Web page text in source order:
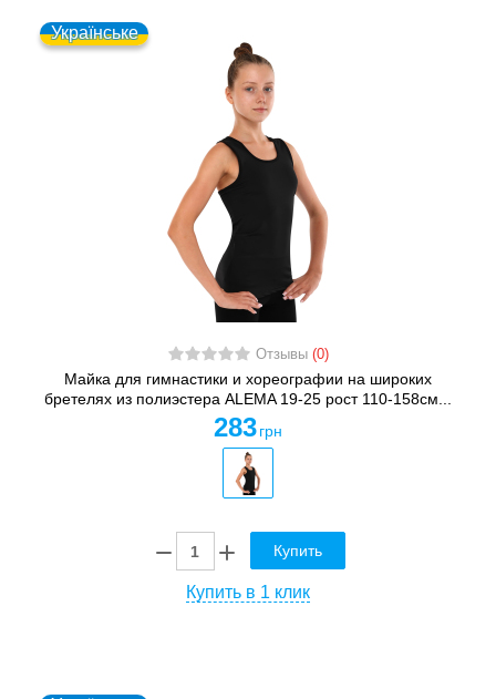
Українське
Отзывы (0)
Майка для гимнастики и хореографии на широких
бретелях из полиэстера ALEMA 19-25 рост 110-158см...
283 грн
Купить
Купить в 1 клик